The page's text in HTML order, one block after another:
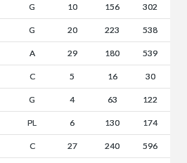
G 10 156 302
G 20 223 538
A 29 180 539
C 5 16 30
G 4 63 122
PL 6 130 174
C 27 240 596